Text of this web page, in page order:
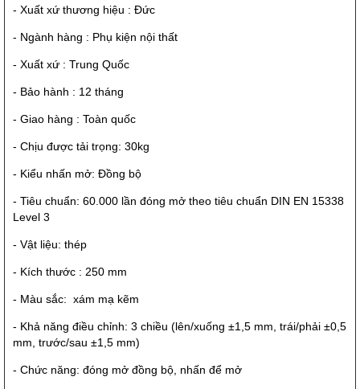
- Xuất xứ thương hiệu : Đức
- Ngành hàng : Phụ kiện nội thất
- Xuất xứ : Trung Quốc
- Bảo hành : 12 tháng
- Giao hàng : Toàn quốc
- Chịu được tải trọng: 30kg
- Kiểu nhấn mở: Đồng bộ
- Tiêu chuẩn: 60.000 lần đóng mở theo tiêu chuẩn DIN EN 15338
Level 3
- Vật liệu: thép
- Kích thước : 250 mm
- Màu sắc: xám mạ kẽm
- Khả năng điều chỉnh: 3 chiều (lên/xuống ±1,5 mm, trái/phải ±0,5
mm, trước/sau ±1,5 mm)
- Chức năng: đóng mở đồng bộ, nhấn để mở